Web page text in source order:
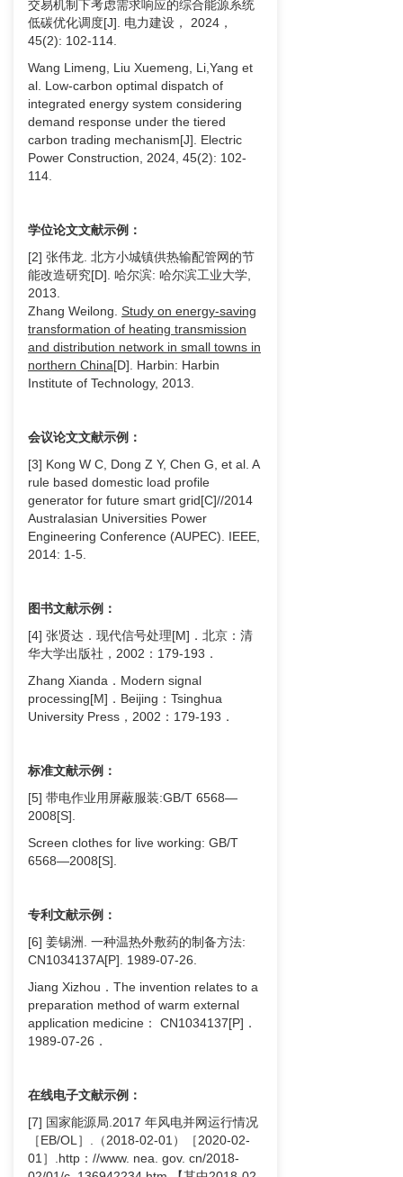
交易机制下考虑需求响应的综合能源系统
低碳优化调度[J]. 电力建设， 2024，
45(2): 102-114.
Wang Limeng, Liu Xuemeng, Li,Yang et
al. Low-carbon optimal dispatch of
integrated energy system considering
demand response under the tiered
carbon trading mechanism[J]. Electric
Power Construction, 2024, 45(2): 102-
114.
学位论文文献示例：
[2] 张伟龙. 北方小城镇供热输配管网的节
能改造研究[D]. 哈尔滨: 哈尔滨工业大学,
2013.
Zhang Weilong. Study on energy-saving
transformation of heating transmission
and distribution network in small towns in
northern China[D]. Harbin: Harbin
Institute of Technology, 2013.
会议论文文献示例：
[3] Kong W C, Dong Z Y, Chen G, et al. A
rule based domestic load profile
generator for future smart grid[C]//2014
Australasian Universities Power
Engineering Conference (AUPEC). IEEE,
2014: 1-5.
图书文献示例：
[4] 张贤达．现代信号处理[M]．北京：清
华大学出版社，2002：179-193．
Zhang Xianda．Modern signal
processing[M]．Beijing：Tsinghua
University Press，2002：179-193．
标准文献示例：
[5] 带电作业用屏蔽服装:GB/T 6568—
2008[S].
Screen clothes for live working: GB/T
6568—2008[S].
专利文献示例：
[6] 姜锡洲. 一种温热外敷药的制备方法:
CN1034137A[P]. 1989-07-26.
Jiang Xizhou．The invention relates to a
preparation method of warm external
application medicine： CN1034137[P]．
1989-07-26．
在线电子文献示例：
[7] 国家能源局.2017 年风电并网运行情况
［EB/OL］.（2018-02-01）［2020-02-
01］.http：//www. nea. gov. cn/2018-